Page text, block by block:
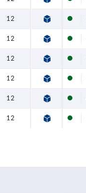
12
12
12
12
12
12